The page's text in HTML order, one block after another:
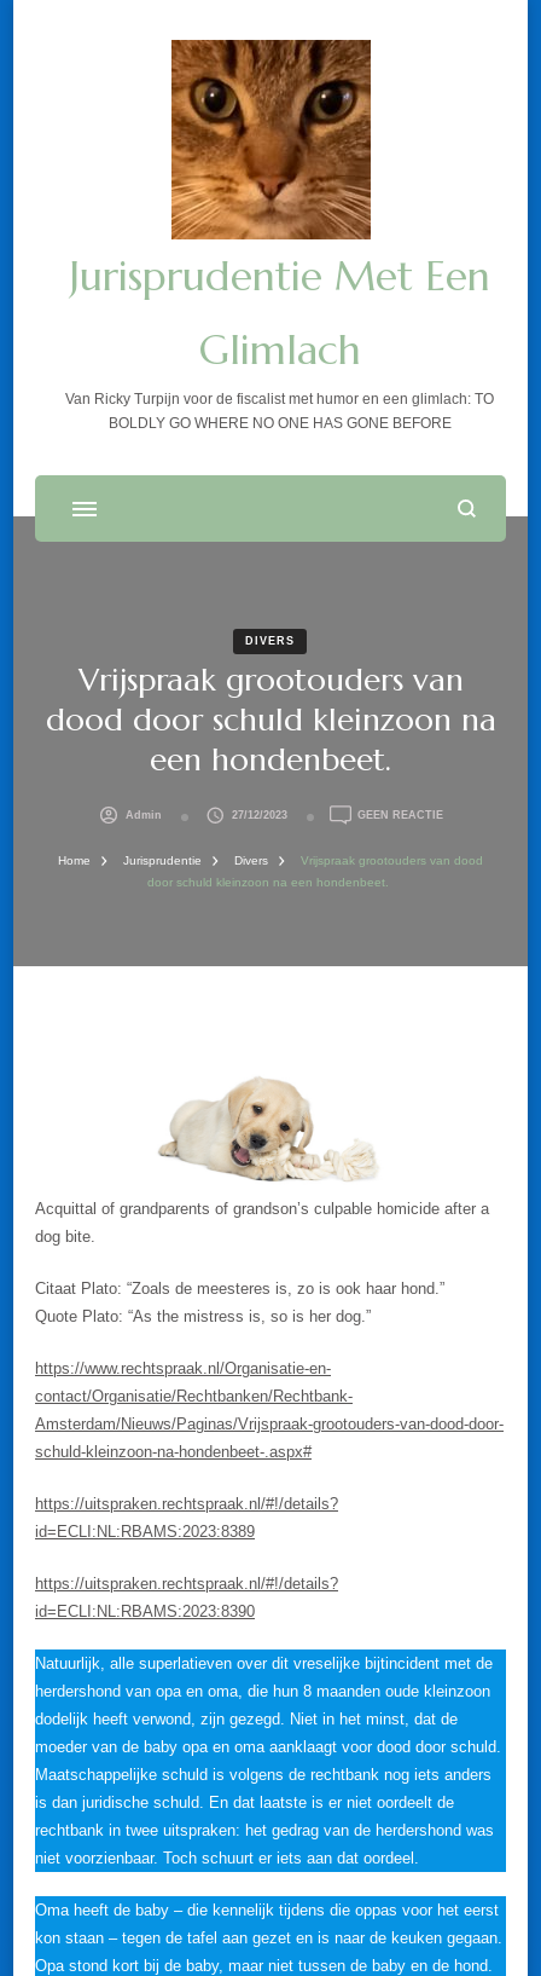
Jurisprudentie Met Een
Glimlach
Van Ricky Turpijn voor de fiscalist met humor en een glimlach: TO
BOLDLY GO WHERE NO ONE HAS GONE BEFORE
DIVERS
Vrijspraak grootouders van
dood door schuld kleinzoon na
een hondenbeet.
Admin 27/12/2023 GEEN REACTIEOP
VAN
Home Jurisprudentie Divers
Vrijspraak grootouders van dood
door schuld kleinzoon na een hondenbeet.
Acquittal of grandparents of grandson’s culpable homicide after a
dog bite.
Citaat Plato: “Zoals de meesteres is, zo is ook haar hond.”
Quote Plato: “As the mistress is, so is her dog.”
https://www.rechtspraak.nl/Organisatie-en-
contact/Organisatie/Rechtbanken/Rechtbank-
Amsterdam/Nieuws/Paginas/Vrijspraak-grootouders-van-dood-door-
schuld-kleinzoon-na-hondenbeet-.aspx#
https://uitspraken.rechtspraak.nl/#!/details?
id=ECLI:NL:RBAMS:2023:8389
https://uitspraken.rechtspraak.nl/#!/details?
id=ECLI:NL:RBAMS:2023:8390
Natuurlijk, alle superlatieven over dit vreselijke bijtincident met de
herdershond van opa en oma, die hun 8 maanden oude kleinzoon
dodelijk heeft verwond, zijn gezegd. Niet in het minst, dat de
moeder van de baby opa en oma aanklaagt voor dood door schuld.
Maatschappelijke schuld is volgens de rechtbank nog iets anders
is dan juridische schuld. En dat laatste is er niet oordeelt de
rechtbank in twee uitspraken: het gedrag van de herdershond was
niet voorzienbaar. Toch schuurt er iets aan dat oordeel.
Oma heeft de baby – die kennelijk tijdens die oppas voor het eerst
kon staan – tegen de tafel aan gezet en is naar de keuken gegaan.
Opa stond kort bij de baby, maar niet tussen de baby en de hond.